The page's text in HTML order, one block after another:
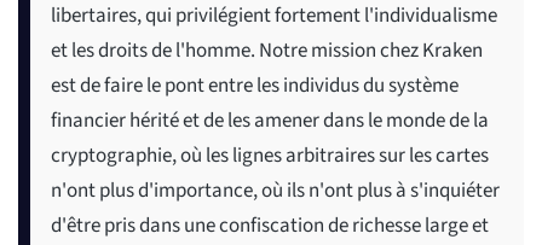
libertaires, qui privilégient fortement l'individualisme
et les droits de l'homme. Notre mission chez Kraken
est de faire le pont entre les individus du système
financier hérité et de les amener dans le monde de la
cryptographie, où les lignes arbitraires sur les cartes
n'ont plus d'importance, où ils n'ont plus à s'inquiéter
d'être pris dans une confiscation de richesse large et